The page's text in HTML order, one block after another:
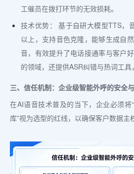
工催员在拨打环节的无效损耗。
技术优势： 基于自研大模型TTS，
以上，支持音色克隆，能够生成自
音，有效提升了电话接通率与客户
的领域，还提供ASR纠错与热词工具
三、信任机制：企业级智能外呼的安全
在AI语音技术普及的当下，企业必须将
库”视为选型的红线，以确保客户数据主